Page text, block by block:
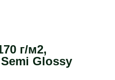
г/м2,
Glossy